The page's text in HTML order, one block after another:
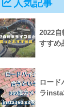
人気記事
2022
すすめ
ロード
ラ